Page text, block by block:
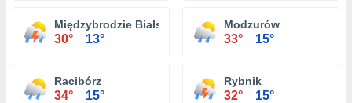
Międzybrodzie Bialskie
30° 13°
Modzurów
33° 15°
Racibórz
34° 15°
Rybnik
32° 15°